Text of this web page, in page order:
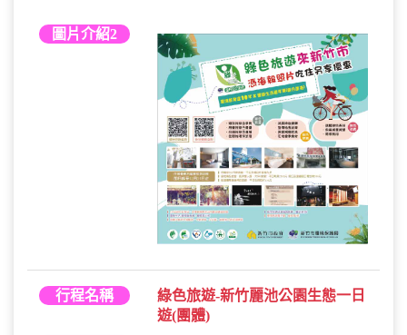
圖片介紹2
行程名稱
綠色旅遊-新竹麗池公園生態一日
遊(團體)